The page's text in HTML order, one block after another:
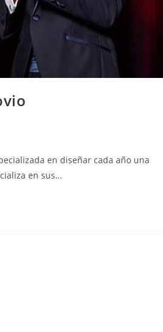
en diseñar cada año una
en sus…